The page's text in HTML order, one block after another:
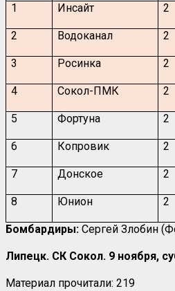
1 Инсайт 2
2 Водоканал 2
3 Росинка 2
4 Сокол-ПМК 2
5 Фортуна 2
6 Копровик 2
7 Донское 2
8 Юнион 2
Бомбардиры: Сергей Злобин
Липецк. СК Сокол. 9 ноября,
Материал прочитали: 219